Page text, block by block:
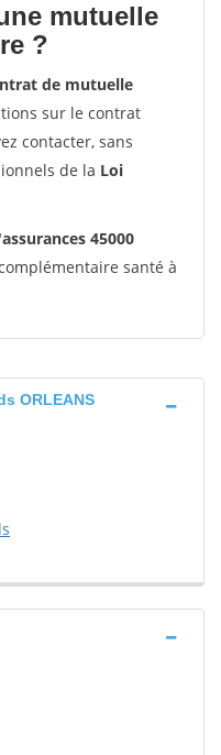
mutuelle
?
de mutuelle
sur le contrat
contacter, sans
de la Loi
45000
santé à
ORLEANS